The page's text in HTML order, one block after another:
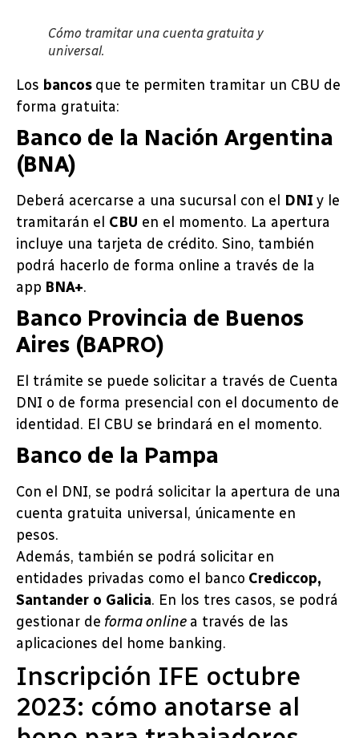
Cómo tramitar una cuenta gratuita y
universal.
Los bancos que te permiten tramitar un CBU de
forma gratuita:
Banco de la Nación Argentina
(BNA)
Deberá acercarse a una sucursal con el DNI y le
tramitarán el CBU en el momento. La apertura
incluye una tarjeta de crédito. Sino, también
podrá hacerlo de forma online a través de la
app BNA+.
Banco Provincia de Buenos
Aires (BAPRO)
El trámite se puede solicitar a través de Cuenta
DNI o de forma presencial con el documento de
identidad. El CBU se brindará en el momento.
Banco de la Pampa
Con el DNI, se podrá solicitar la apertura de una
cuenta gratuita universal, únicamente en
pesos.
Además, también se podrá solicitar en
entidades privadas como el banco Crediccop,
Santander o Galicia. En los tres casos, se podrá
gestionar de forma online a través de las
aplicaciones del home banking.
Inscripción IFE octubre
2023: cómo anotarse al